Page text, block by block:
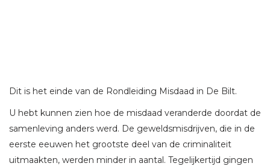
Dit is het einde van de Rondleiding Misdaad in De Bilt.
U hebt kunnen zien hoe de misdaad veranderde doordat de
samenleving anders werd. De geweldsmisdrijven, die in de
eerste eeuwen het grootste deel van de criminaliteit
uitmaakten, werden minder in aantal. Tegelijkertijd gingen